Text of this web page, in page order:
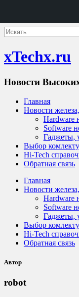
xTechx.ru
Новости
Главная
Новости
Hardware
Software
Гаджеты,
Выбор
Hi-Tech
Обратная связь
Главная
Новости
Hardware
Software
Гаджеты,
Выбор
Hi-Tech
Обратная связь
Автор
robot